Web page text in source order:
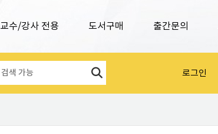
교수/강사 전용 도서구매 출간문의
로그인